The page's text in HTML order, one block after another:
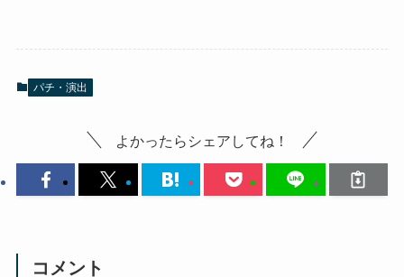
パチ・演出
よかったらシェアしてね！
コメント